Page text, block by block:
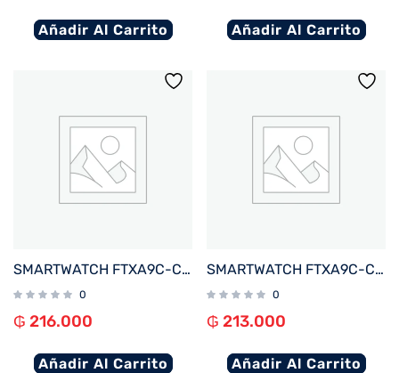
Añadir Al Carrito Añadir Al Carrito
SMARTWATCH FTXA9C-CGBE 46MM GOLD/BEIGE ANDROID/IOS/BT/FREC. CARD
0
₲ 216.000
Añadir Al Carrito
SMARTWATCH FTXA9C-CGP 46MM GOLD/ROSA ANDROID/IOS/BT/FREC. CARD/NOTIFICACIONES
0
₲ 213.000
Añadir Al Carrito